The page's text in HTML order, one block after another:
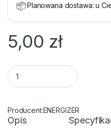
📦Planowana dostawa:u
5,00 zł
Bateria CR2025 1 szt.
ENERGIZER
Opis